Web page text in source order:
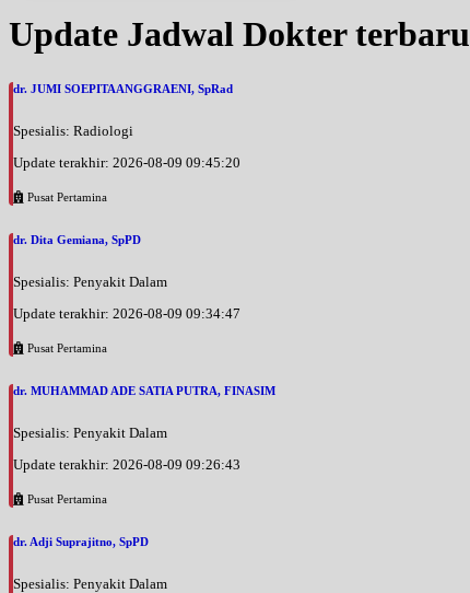
Update Jadwal Dokter terbaru
dr. JUMI SOEPITAANGGRAENI, SpRad
Spesialis: Radiologi
Update terakhir: 2026-08-09 09:45:20
Pusat Pertamina
dr. Dita Gemiana, SpPD
Spesialis: Penyakit Dalam
Update terakhir: 2026-08-09 09:34:47
Pusat Pertamina
dr. MUHAMMAD ADE SATIA PUTRA, FINASIM
Spesialis: Penyakit Dalam
Update terakhir: 2026-08-09 09:26:43
Pusat Pertamina
dr. Adji Suprajitno, SpPD
Spesialis: Penyakit Dalam